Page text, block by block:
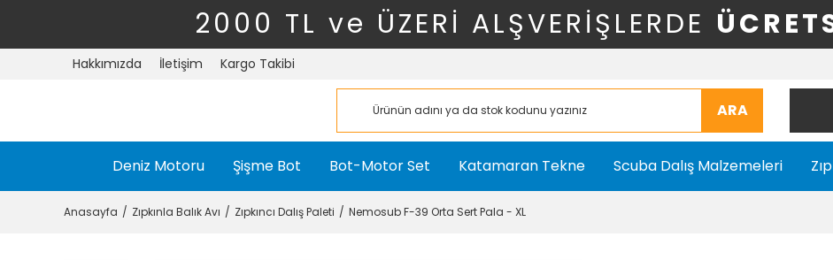
2000 TL ve ÜZERİ ALŞVERİŞLERDE
Hakkımızda İletişim Kargo Takibi
ARA
Deniz Motoru Şişme Bot Bot-Motor Set Katamaran Tekne Scuba Dalış Malzemeleri
Anasayfa Zıpkınla Balık Avı Zıpkıncı Dalış Paleti Nemosub F-39 Orta Sert Pala - XL